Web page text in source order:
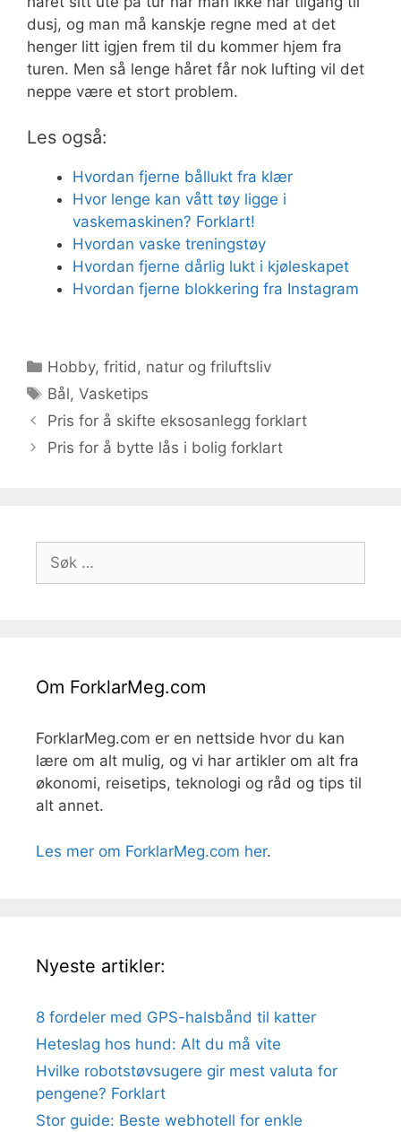
dusj, og man må kanskje regne med at det
henger litt igjen frem til du kommer hjem fra
turen. Men så lenge håret får nok lufting vil det
neppe være et stort problem.
Les også:
Hvordan fjerne bållukt fra klær
Hvor lenge kan vått tøy ligge i
vaskemaskinen? Forklart!
Hvordan vaske treningstøy
Hvordan fjerne dårlig lukt i kjøleskapet
Hvordan fjerne blokkering fra Instagram
Kategorier
Hobby, fritid, natur og friluftsliv
Stikkord
Bål,Vasketips
Pris for å skifte eksosanlegg forklart
Pris for å bytte lås i bolig forklart
Søk
etter:
Om ForklarMeg.com
ForklarMeg.com er en nettside hvor du kan
lære om alt mulig, og vi har artikler om alt fra
økonomi, reisetips, teknologi og råd og tips til
alt annet.
Les mer om ForklarMeg.com her.
Nyeste artikler:
8 fordeler med GPS-halsbånd til katter
Heteslag hos hund: Alt du må vite
Hvilke robotstøvsugere gir mest valuta for
pengene? Forklart
Stor guide: Beste webhotell for enkle